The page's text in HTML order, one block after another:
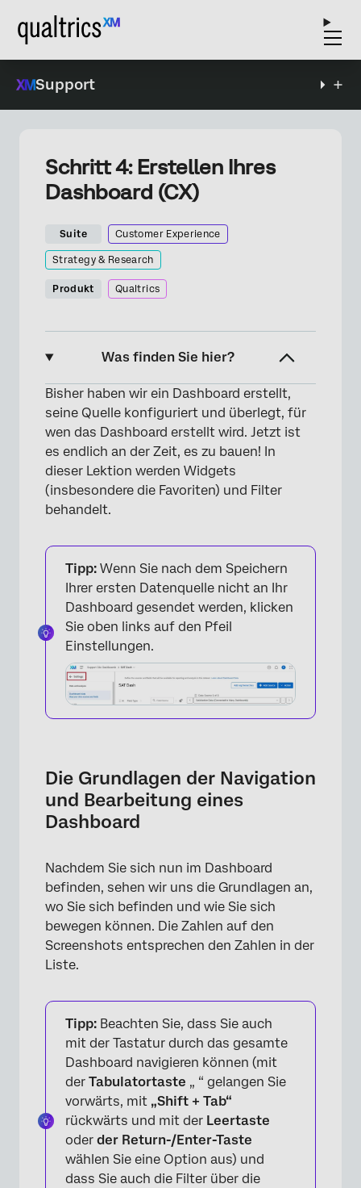
Support
Schritt 4: Erstellen Ihres
Dashboard (CX)
Suite Customer Experience
Strategy & Research
Produkt Qualtrics
Was finden Sie hier?
Die Grundlagen der Navigation und
Bearbeitung eines Dashboard
Allgemeine Widget
NPS Veränderung im Laufe der Zeit
Verbatim Feedback
Anzeige der CSAT im Vergleich zu einer
Benchmark
Aufschlüsseln von Metriken nach Teams,
Abteilungen und mehr
NPS
Bisher haben wir ein Dashboard erstellt,
seine Quelle konfiguriert und überlegt, für
wen das Dashboard erstellt wird. Jetzt ist
es endlich an der Zeit, es zu bauen! In
dieser Lektion werden Widgets
(insbesondere die Favoriten) und Filter
behandelt.
Tipp: Wenn Sie nach dem Speichern
Ihrer ersten Datenquelle nicht an Ihr
Dashboard gesendet werden, klicken
Sie oben links auf den Pfeil
Einstellungen.
Die Grundlagen der Navigation
und Bearbeitung eines
Dashboard
Nachdem Sie sich nun im Dashboard
befinden, sehen wir uns die Grundlagen an,
wo Sie sich befinden und wie Sie sich
bewegen können. Die Zahlen auf den
Screenshots entsprechen den Zahlen in der
Liste.
Tipp: Beachten Sie, dass Sie auch
mit der Tastatur durch das gesamte
Dashboard navigieren können (mit
der Tabulatortaste „ “ gelangen Sie
vorwärts, mit „Shift + Tab“
rückwärts und mit der Leertaste
oder der Return-/Enter-Taste
wählen Sie eine Option aus) und
dass Sie auch die Filter über die